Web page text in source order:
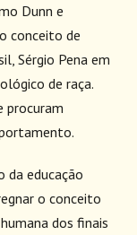
Dunn e
conceito de
Sérgio Pena em
de raça.
procuram
da educação
o conceito
dos finais